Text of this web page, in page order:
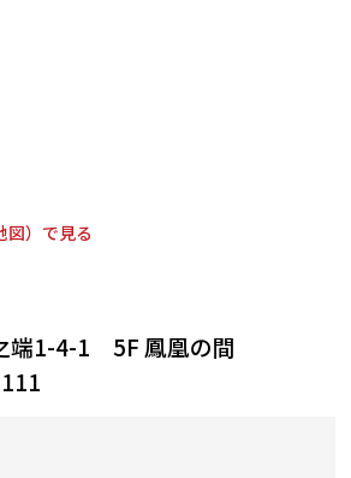
）で見る
端1-4-1 5F 鳳凰の間